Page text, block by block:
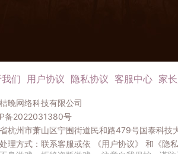
们 用户协议 隐私协议 客服中心 家
晚网络科技有限公司
备2022031380号
杭州市萧山区宁围街道民和路479号国泰科技
理方式：联系客服或依
《用户协议》 和 《隐